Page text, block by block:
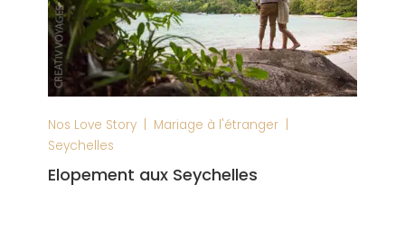
Nos Love Story | Mariage à l'étranger |
Seychelles
Elopement aux Seychelles